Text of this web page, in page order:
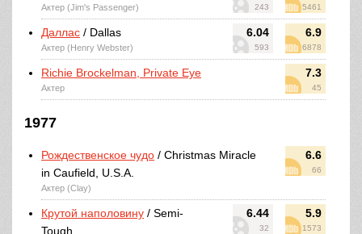
243 5461
Актер (Jim's Passenger)
6.04
593
6.9
6878
Даллас / Dallas
Актер (Henry Webster)
7.3
45
Richie Brockelman, Private Eye
Актер
1977
6.6
66
Рождественское чудо / Christmas Miracle
in Caufield, U.S.A.
Актер (Clay)
6.44
32
5.9
1573
Крутой наполовину / Semi-
Tough